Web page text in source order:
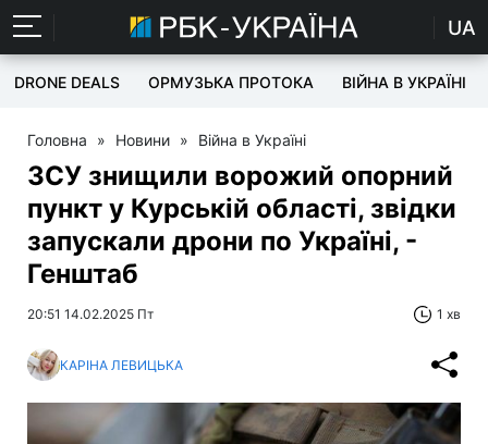
UA
DRONE DEALS ОРМУЗЬКА ПРОТОКА ВІЙНА В УКРАЇНІ
Головна » Новини » Війна в Україні
ЗСУ знищили ворожий опорний
пункт у Курській області, звідки
запускали дрони по Україні, -
Генштаб
20:51 14.02.2025 Пт 1 хв
КАРІНА ЛЕВИЦЬКА